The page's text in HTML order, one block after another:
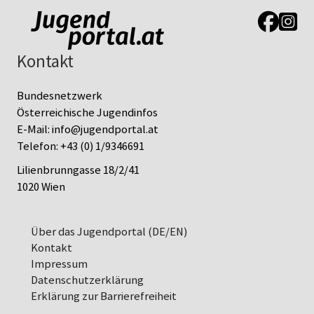
Link zur
Link
Kontakt
Bundesnetzwerk
Österreichische Jugendinfos
E-Mail:info@jugendportal.at
Telefon:+43 (0) 1/9346691
Lilienbrunngasse 18/2/41
1020 Wien
Über das Jugendportal (DE/EN)
Kontakt
Impressum
Datenschutz­erklärung
Erklärung zur Barrierefreiheit